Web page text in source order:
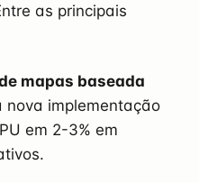
as principais
mapas baseada
nova implementação
em 2-3% em